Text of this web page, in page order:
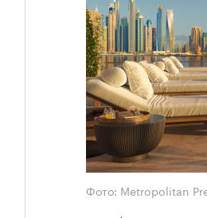
Фото: Metropolitan